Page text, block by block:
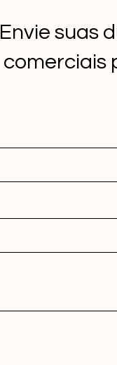
Envie suas
comerciais